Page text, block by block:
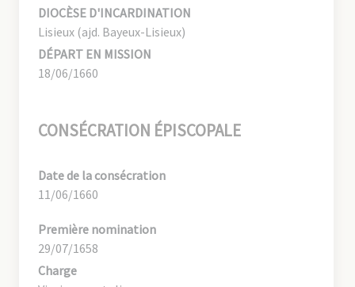
DIOCÈSE D'INCARDINATION
Lisieux (ajd. Bayeux-Lisieux)
DÉPART EN MISSION
18/06/1660
CONSÉCRATION ÉPISCOPALE
Date de la consécration
11/06/1660
Première nomination
29/07/1658
Charge